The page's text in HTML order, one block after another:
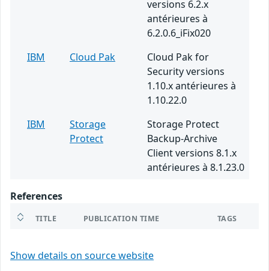
versions 6.2.x
antérieures à
6.2.0.6_iFix020
IBM
Cloud Pak
Cloud Pak for
Security versions
1.10.x antérieures à
1.10.22.0
IBM
Storage
Protect
Storage Protect
Backup-Archive
Client versions 8.1.x
antérieures à 8.1.23.0
References
TITLE PUBLICATION TIME TAGS
Show details on source website